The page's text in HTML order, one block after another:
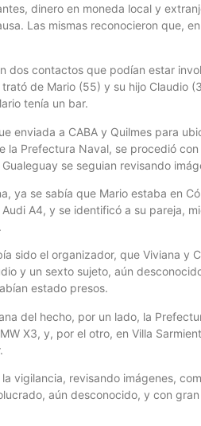
dinero en moneda local y
Las mismas reconocieron que,
dos contactos que podían estar
de Mario (55) y su hijo Claudio
tenía un bar.
enviada a CABA y Quilmes para
la Prefectura Naval, se procedió
se seguian revisando
ya se sabía que Mario estaba en
A4, y se identificó a su pareja,
sido el organizador, que Viviana y
y un sexto sujeto, aún
estado presos.
del hecho, por un lado, la
X3, y, por el otro, en Villa
vigilancia, revisando imágenes,
aún desconocido, y con